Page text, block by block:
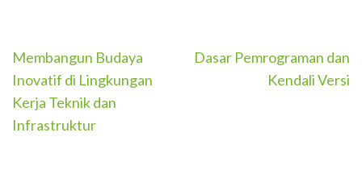
Post
navigation
Membangun Budaya
Inovatif di Lingkungan
Kerja Teknik dan
Infrastruktur
Dasar Pemrograman dan
Kendali Versi